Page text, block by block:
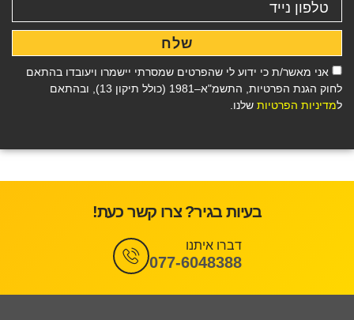
אני מאשר/ת כי ידוע לי שהפרטים שמסרתי יישמרו ויעובדו בהתאם
לחוק הגנת הפרטיות, התשמ"א–1981 (כולל תיקון 13), ובהתאם
למדיניות הפרטיות שלנו.
שלח
בעיות בגיר? צרו קשר כעת!
דברו איתנו
077-6048388